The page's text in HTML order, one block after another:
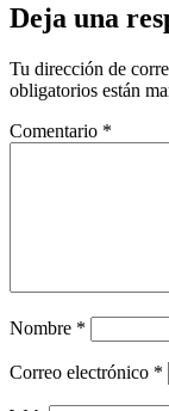
Deja una
Tu dirección de
obligatorios están
Comentario *
Nombre *
Correo electrónico *